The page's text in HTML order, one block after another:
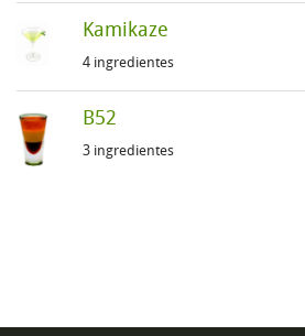
Kamikaze
4 ingredientes
B52
3 ingredientes